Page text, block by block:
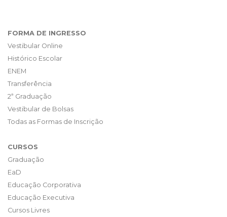
FORMA DE INGRESSO
Vestibular Online
Histórico Escolar
ENEM
Transferência
2ª Graduação
Vestibular de Bolsas
Todas as Formas de Inscrição
CURSOS
Graduação
EaD
Educação Corporativa
Educação Executiva
Cursos Livres